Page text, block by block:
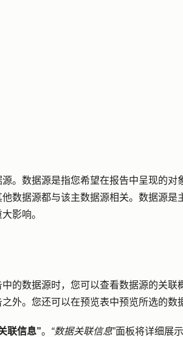
。数据源是指您希望在报告中呈现的对
数据源都与该主数据源相关。数据源是
影响。
的数据源时，您可以查看数据源的关联
外。您还可以在预览表中预览所选的数
联信息”。 “数据关联信息”面板将详细展